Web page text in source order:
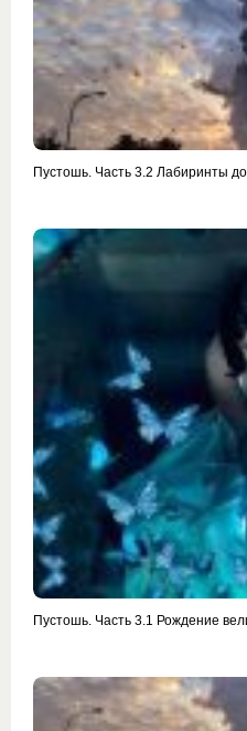
Пустошь. Часть 3.2 Лабиринты
Пустошь. Часть 3.1 Рождение